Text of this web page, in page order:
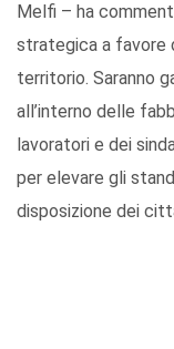
Melfi – ha
strategica a favore
territorio. Saranno
all’interno delle
lavoratori e dei
per elevare gli
disposizione dei